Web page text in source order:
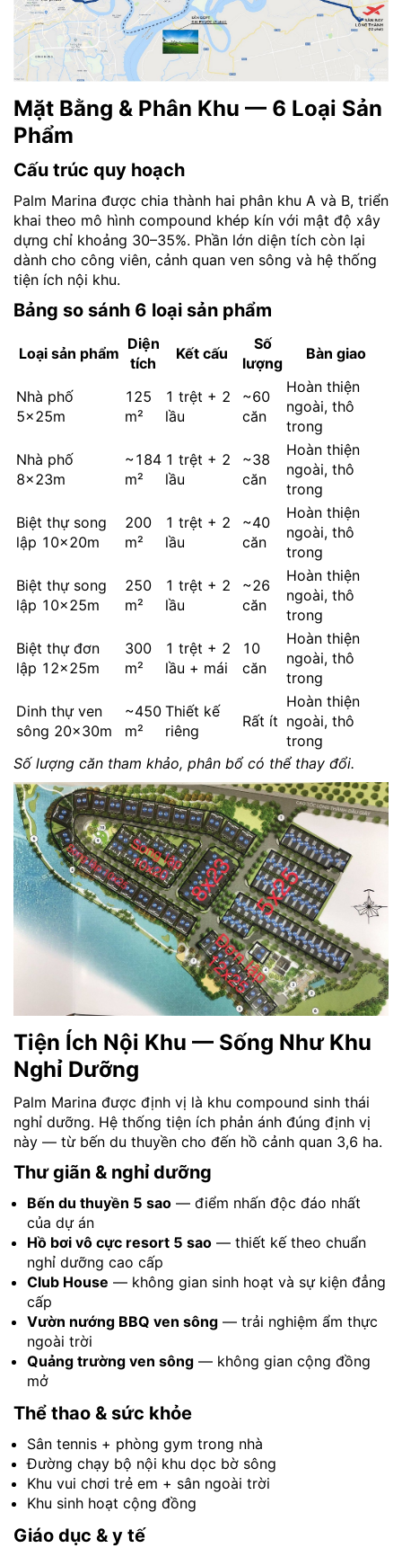
Mặt Bằng & Phân Khu — 6 Loại Sản
Phẩm
Cấu trúc quy hoạch
Palm Marina được chia thành hai phân khu A và B, triển
khai theo mô hình compound khép kín với mật độ xây
dựng chỉ khoảng 30–35%. Phần lớn diện tích còn lại
dành cho công viên, cảnh quan ven sông và hệ thống
tiện ích nội khu.
Bảng so sánh 6 loại sản phẩm
Loại sản phẩm
Diện
tích
Kết cấu
Số
lượng
Bàn giao
Nhà phố
5×25m
125
m²
1 trệt + 2
lầu
~60
căn
Hoàn thiện
ngoài, thô
trong
Nhà phố
8×23m
~184
m²
1 trệt + 2
lầu
~38
căn
Hoàn thiện
ngoài, thô
trong
Biệt thự song
lập 10×20m
200
m²
1 trệt + 2
lầu
~40
căn
Hoàn thiện
ngoài, thô
trong
Biệt thự song
lập 10×25m
250
m²
1 trệt + 2
lầu
~26
căn
Hoàn thiện
ngoài, thô
trong
Biệt thự đơn
lập 12×25m
300
m²
1 trệt + 2
lầu + mái
10
căn
Hoàn thiện
ngoài, thô
trong
Dinh thự ven
sông 20×30m
~450
m²
Thiết kế
riêng
Rất ít
Hoàn thiện
ngoài, thô
trong
Số lượng căn tham khảo, phân bổ có thể thay đổi.
Tiện Ích Nội Khu — Sống Như Khu
Nghỉ Dưỡng
Palm Marina được định vị là khu compound sinh thái
nghỉ dưỡng. Hệ thống tiện ích phản ánh đúng định vị
này — từ bến du thuyền cho đến hồ cảnh quan 3,6 ha.
Thư giãn & nghỉ dưỡng
Bến du thuyền 5 sao — điểm nhấn độc đáo nhất
của dự án
Hồ bơi vô cực resort 5 sao — thiết kế theo chuẩn
nghỉ dưỡng cao cấp
Club House — không gian sinh hoạt và sự kiện đẳng
cấp
Vườn nướng BBQ ven sông — trải nghiệm ẩm thực
ngoài trời
Quảng trường ven sông — không gian cộng đồng
mở
Thể thao & sức khỏe
Sân tennis + phòng gym trong nhà
Đường chạy bộ nội khu dọc bờ sông
Khu vui chơi trẻ em + sân ngoài trời
Khu sinh hoạt cộng đồng
Giáo dục & y tế